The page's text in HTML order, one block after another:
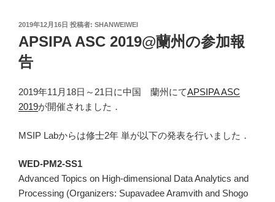
投
稿
日:
2019年12月16日 投稿者: SHANWEIWEI
APSIPA ASC 2019@蘭州の参加報
告
2019年11月18日～21日に中国 蘭州にてAPSIPA ASC
2019が開催されました．
MSIP Labからは修士2年 単が以下の発表を行いました．
WED-PM2-SS1
Advanced Topics on High-dimensional Data Analytics and
Processing (Organizers: Supavadee Aramvith and Shogo